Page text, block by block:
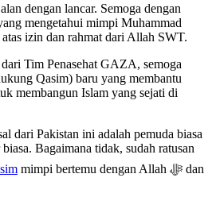
dengan lancar. Semoga dengan
mengetahui mimpi Muhammad
izin dan rahmat dari Allah SWT.
Tim Penasehat GAZA, semoga
Qasim) baru yang membantu
membangun Islam yang sejati di
dari Pakistan ini adalah pemuda biasa
Bagaimana tidak, sudah ratusan
mimpi bertemu dengan Allah ﷻ dan